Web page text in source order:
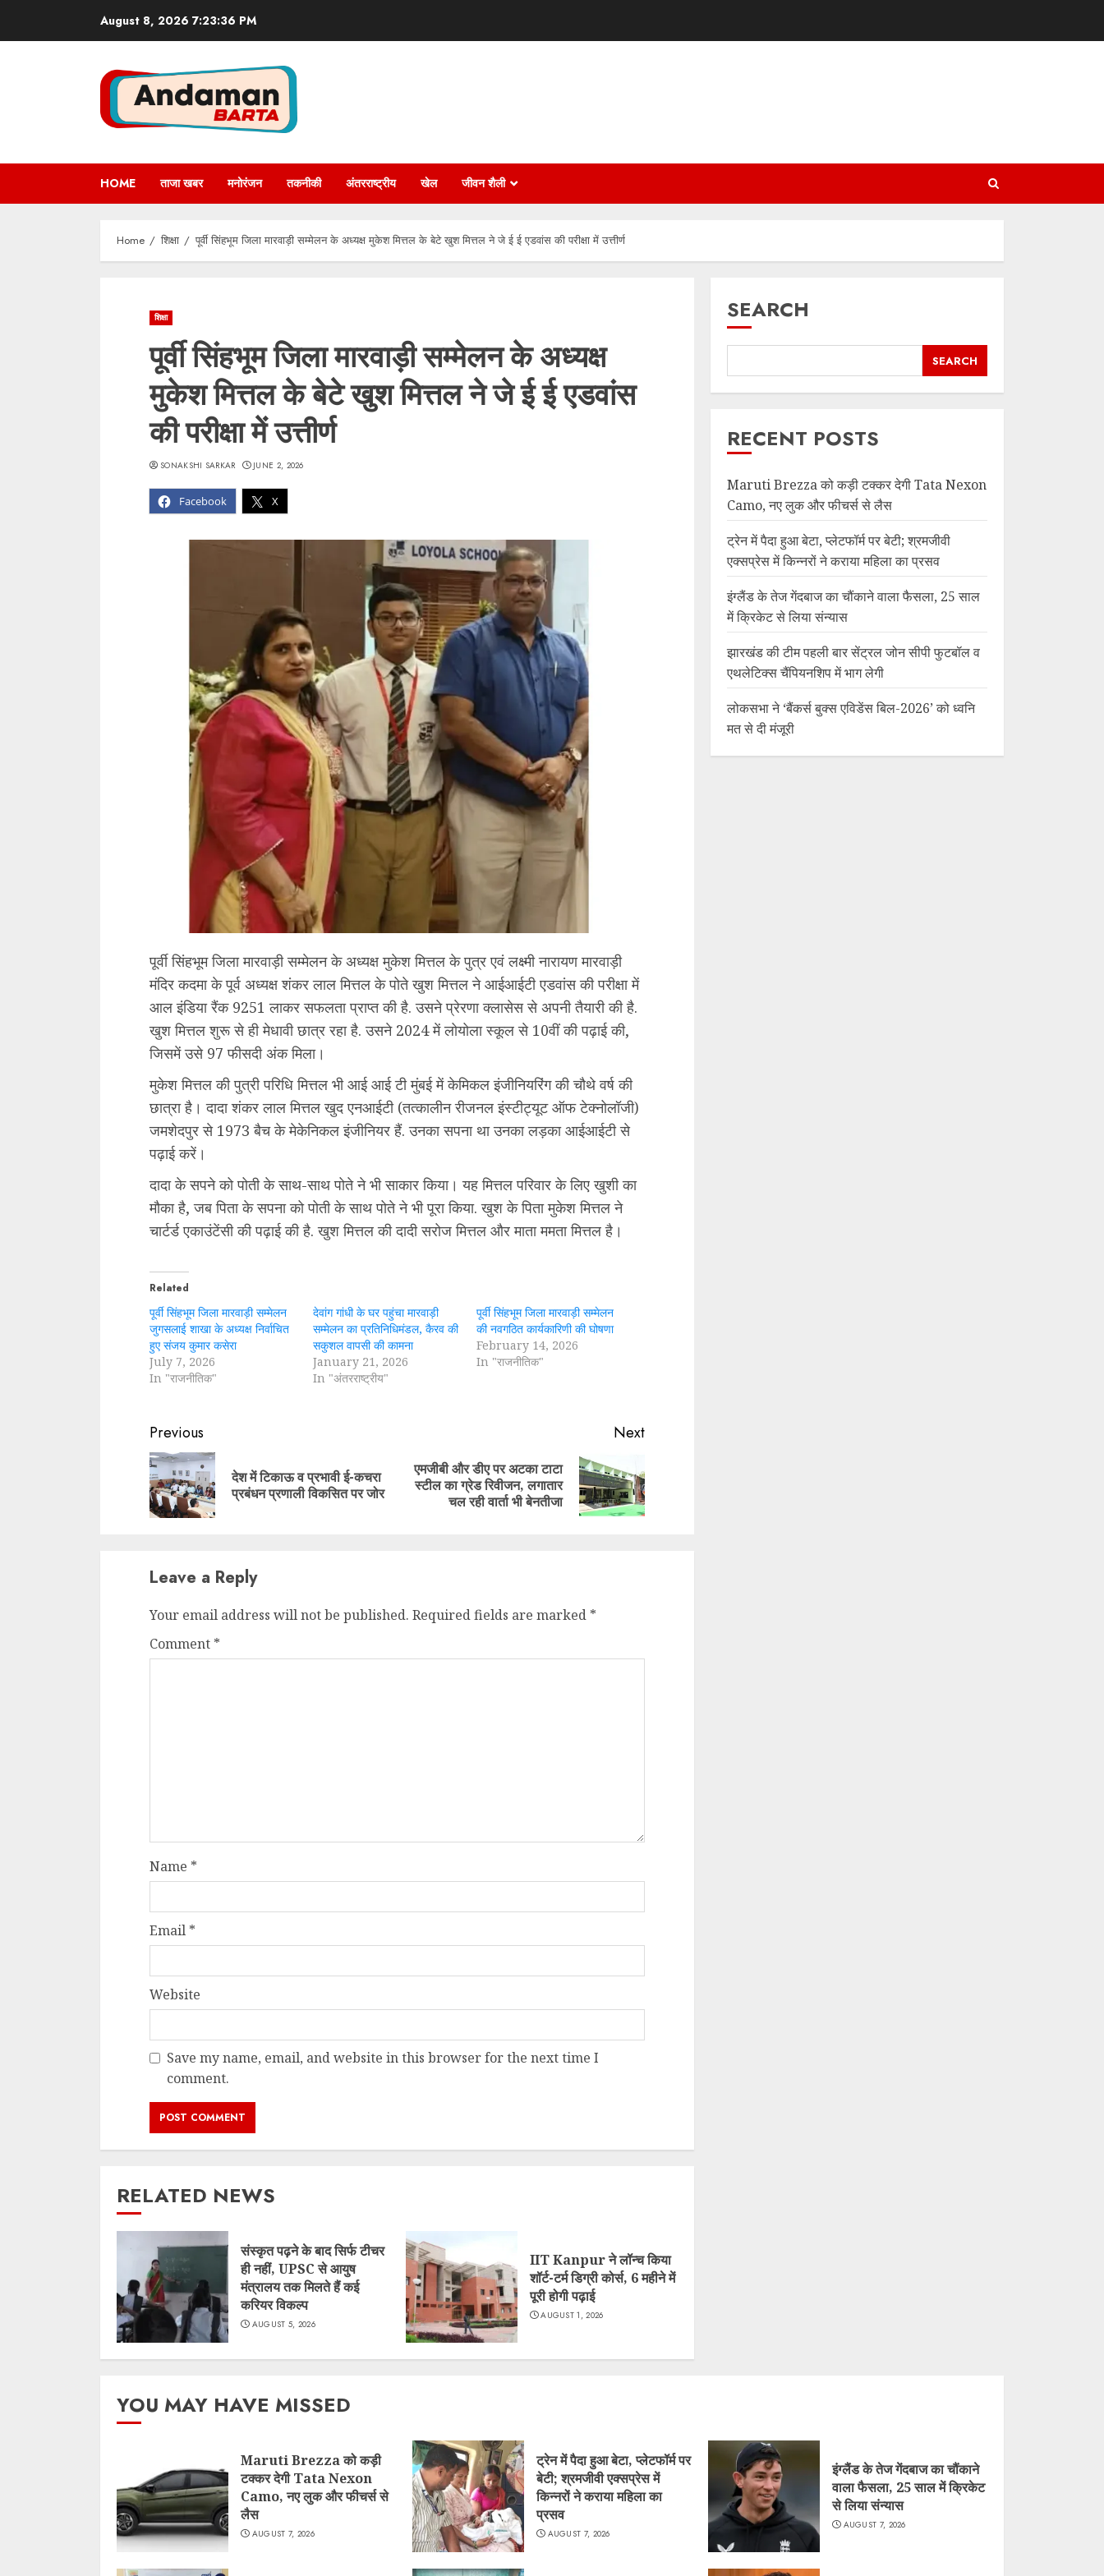
August 8, 2026 7:23:37 PM
HOME ताजा खबर मनोरंजन तकनीकी अंतरराष्ट्रीय खेल जीवन शैली
Home शिक्षा पूर्वी सिंहभूम जिला मारवाड़ी सम्मेलन के अध्यक्ष मुकेश मित्तल के बेटे खुश मित्तल ने जे ई ई एडवांस की परीक्षा में उत्तीर्ण
शिक्षा
पूर्वी सिंहभूम जिला मारवाड़ी सम्मेलन के अध्यक्ष
मुकेश मित्तल के बेटे खुश मित्तल ने जे ई ई एडवांस
की परीक्षा में उत्तीर्ण
Facebook X
SONAKSHI SARKAR JUNE 2, 2026
पूर्वी सिंहभूम जिला मारवाड़ी सम्मेलन के अध्यक्ष मुकेश मित्तल के पुत्र एवं लक्ष्मी नारायण मारवाड़ी
मंदिर कदमा के पूर्व अध्यक्ष शंकर लाल मित्तल के पोते खुश मित्तल ने आईआईटी एडवांस की परीक्षा में
आल इंडिया रैंक 9251 लाकर सफलता प्राप्त की है. उसने प्रेरणा क्लासेस से अपनी तैयारी की है.
खुश मित्तल शुरू से ही मेधावी छात्र रहा है. उसने 2024 में लोयोला स्कूल से 10वीं की पढ़ाई की,
जिसमें उसे 97 फीसदी अंक मिला।
मुकेश मित्तल की पुत्री परिधि मित्तल भी आई आई टी मुंबई में केमिकल इंजीनियरिंग की चौथे वर्ष की
छात्रा है। दादा शंकर लाल मित्तल खुद एनआईटी (तत्कालीन रीजनल इंस्टीट्यूट ऑफ टेक्नोलॉजी)
जमशेदपुर से 1973 बैच के मेकेनिकल इंजीनियर हैं. उनका सपना था उनका लड़का आईआईटी से
पढ़ाई करें।
दादा के सपने को पोती के साथ-साथ पोते ने भी साकार किया। यह मित्तल परिवार के लिए खुशी का
मौका है, जब पिता के सपना को पोती के साथ पोते ने भी पूरा किया. खुश के पिता मुकेश मित्तल ने
चार्टर्ड एकाउंटेंसी की पढ़ाई की है. खुश मित्तल की दादी सरोज मित्तल और माता ममता मित्तल है।
Related
पूर्वी सिंहभूम जिला मारवाड़ी सम्मेलन
जुगसलाई शाखा के अध्यक्ष निर्वाचित
हुए संजय कुमार कसेरा
July 7, 2026
In "राजनीतिक"
देवांग गांधी के घर पहुंचा मारवाड़ी
सम्मेलन का प्रतिनिधिमंडल, कैरव की
सकुशल वापसी की कामना
January 21, 2026
In "अंतरराष्ट्रीय"
पूर्वी सिंहभूम जिला मारवाड़ी सम्मेलन
की नवगठित कार्यकारिणी की घोषणा
February 14, 2026
In "राजनीतिक"
Continue
Reading
Previous
Previous
देश में टिकाऊ व प्रभावी ई-कचरा
प्रबंधन प्रणाली विकसित पर जोर
Next
Next
एमजीबी और डीए पर अटका टाटा
स्टील का ग्रेड रिवीजन, लगातार
चल रही वार्ता भी बेनतीजा
Leave a Reply
Your email address will not be published. Required fields are marked *
Comment *
Name *
Email *
Website
Save my name, email, and website in this browser for the next time I
comment.
RELATED NEWS
संस्कृत पढ़ने के बाद सिर्फ टीचर
ही नहीं, UPSC से आयुष
मंत्रालय तक मिलते हैं कई
करियर विकल्प
AUGUST 5, 2026
IIT Kanpur ने लॉन्च किया
शॉर्ट-टर्म डिग्री कोर्स, 6 महीने में
पूरी होगी पढ़ाई
AUGUST 1, 2026
SEARCH
SEARCH
RECENT POSTS
Maruti Brezza को कड़ी टक्कर देगी Tata Nexon
Camo, नए लुक और फीचर्स से लैस
ट्रेन में पैदा हुआ बेटा, प्लेटफॉर्म पर बेटी; श्रमजीवी
एक्सप्रेस में किन्नरों ने कराया महिला का प्रसव
इंग्लैंड के तेज गेंदबाज का चौंकाने वाला फैसला, 25 साल
में क्रिकेट से लिया संन्यास
झारखंड की टीम पहली बार सेंट्रल जोन सीपी फुटबॉल व
एथलेटिक्स चैंपियनशिप में भाग लेगी
लोकसभा ने ‘बैंकर्स बुक्स एविडेंस बिल-2026’ को ध्वनि
मत से दी मंजूरी
YOU MAY HAVE MISSED
Maruti Brezza को कड़ी
टक्कर देगी Tata Nexon
Camo, नए लुक और फीचर्स से
लैस
AUGUST 7, 2026
ट्रेन में पैदा हुआ बेटा, प्लेटफॉर्म पर
बेटी; श्रमजीवी एक्सप्रेस में
किन्नरों ने कराया महिला का
प्रसव
AUGUST 7, 2026
इंग्लैंड के तेज गेंदबाज का चौंकाने
वाला फैसला, 25 साल में क्रिकेट
से लिया संन्यास
AUGUST 7, 2026